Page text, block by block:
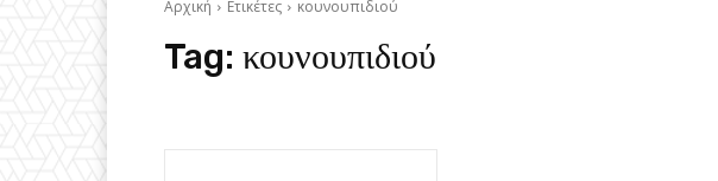
Αρχική Ετικέτες κουνουπιδιού
Tag: κουνουπιδιού